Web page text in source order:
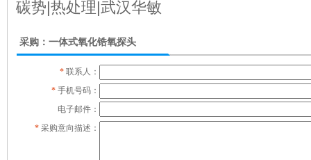
碳势|热处理|武汉华敏
采购：一体式氧化锆氧探头
*联系人：
*手机号码：
电子邮件：
*采购意向描述：